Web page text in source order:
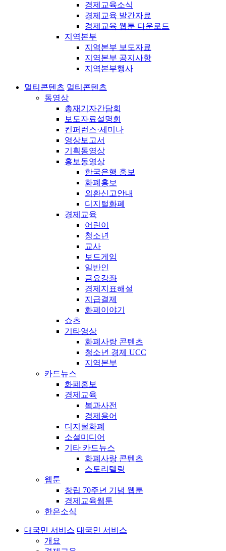
경제교육소식
경제교육 발간자료
경제교육 웹툰 다운로드
지역본부
지역본부 보도자료
지역본부 공지사항
지역본부행사
멀티콘텐츠 멀티콘텐츠
동영상
총재기자간담회
보도자료설명회
컨퍼런스·세미나
영상보고서
기획동영상
홍보동영상
한국은행 홍보
화폐홍보
외환신고안내
디지털화폐
경제교육
어린이
청소년
교사
보드게임
일반인
금요강좌
경제지표해설
지급결제
화폐이야기
쇼츠
기타영상
화폐사랑 콘텐츠
청소년 경제 UCC
지역본부
카드뉴스
화폐홍보
경제교육
복과사전
경제용어
디지털화폐
소셜미디어
기타 카드뉴스
화폐사랑 콘텐츠
스토리텔링
웹툰
창립 70주년 기념 웹툰
경제교육웹툰
한은소식
대국민 서비스 대국민 서비스
개요